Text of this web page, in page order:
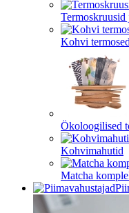
Termoskruusid
Kohvi termosed
Ökoloogilised
Kohvimahutid
Matcha